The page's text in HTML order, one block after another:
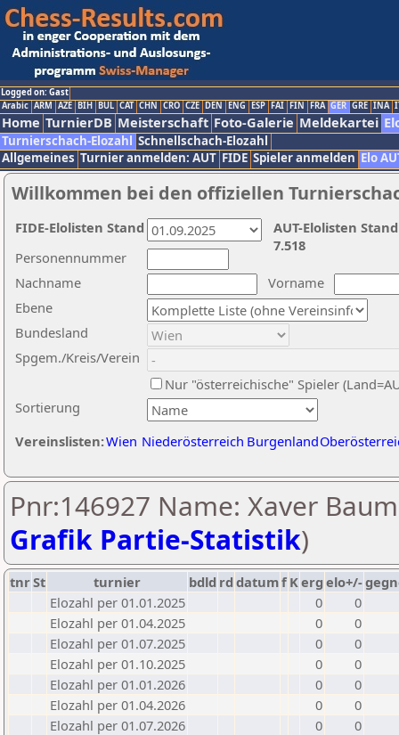
Logged on: Gast
Arabic ARM AZE BIH BUL CAT CHN CRO CZE DEN ENG ESP FAI FIN FRA GER GRE INA
Home TurnierDB Meisterschaft Foto-Galerie Meldekartei
Turnierschach-Elozahl Schnellschach-Elozahl
Allgemeines Turnier anmelden: AUT FIDE Spieler anmelden Elo
Willkommen bei den offiziellen
Nachname
Vorname
Ebene
Sortierung
Personennummer
Bundesland
Spgem./Kreis/Verein
Nur "österreichische" Spieler
Vereinslisten:Wien Niederösterreich Burgenland
AUT-Elolisten
7.518
FIDE-Elolisten Stand
Pnr:146927 Name: Xaver
Grafik Partie-Statistik)
tnrSt turnier bdld rd datumf Kerg elo+/-
Elozahl per 01.01.2025
0
0
Elozahl per 01.04.2025
0
0
Elozahl per 01.07.2025
0
0
Elozahl per 01.10.2025
0
0
Elozahl per 01.01.2026
0
0
Elozahl per 01.04.2026
0
0
Elozahl per 01.07.2026
0
0